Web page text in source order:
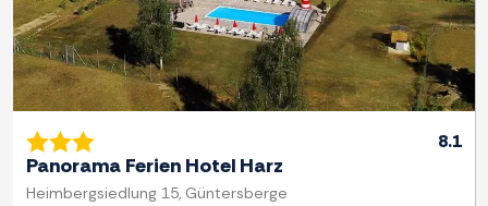
8.1
Panorama Ferien Hotel Harz
Heimbergsiedlung 15, Güntersberge